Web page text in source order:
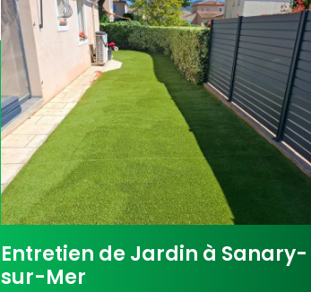
Entretien de Jardin à Sanary-
sur-Mer